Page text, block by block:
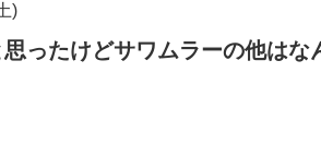
)
ったけどサワムラーの他は